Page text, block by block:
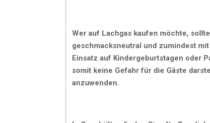
Wer auf Lachgas kaufen möchte,
geschmacksneutral und zumindest
Einsatz auf Kindergeburtstagen oder
somit keine Gefahr für die Gäste
anzuwenden.